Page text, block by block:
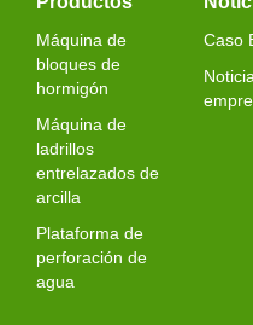
Máquina de
bloques de
hormigón
Máquina de
ladrillos
entrelazados de
arcilla
Plataforma de
perforación de
agua
Caso